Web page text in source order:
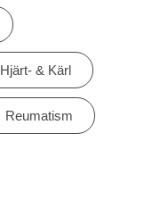
Hjärt- & Kärl
Reumatism